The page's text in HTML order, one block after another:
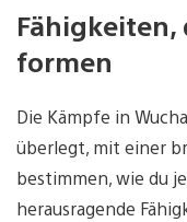
Fähigkeiten,
formen
Die Kämpfe in
überlegt, mit einer
bestimmen, wie du
herausragende